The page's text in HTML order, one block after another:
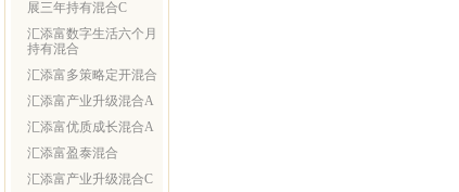
展三年持有混合C
汇添富数字生活六个月
持有混合
汇添富多策略定开混合
汇添富产业升级混合A
汇添富优质成长混合A
汇添富盈泰混合
汇添富产业升级混合C